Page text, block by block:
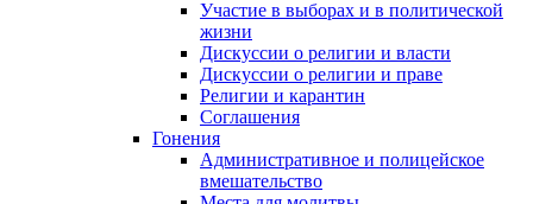
Участие в выборах и в политической
жизни
Дискуссии о религии и власти
Дискуссии о религии и праве
Религии и карантин
Соглашения
Гонения
Административное и полицейское
вмешательство